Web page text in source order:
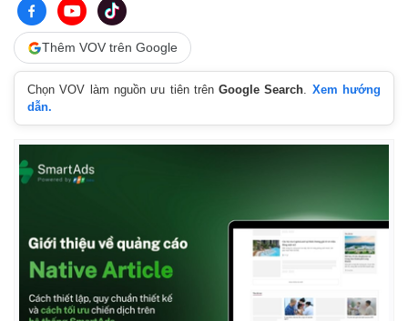
Kinh tế
Bất động sản
Khởi nghiệp
Giá vàng
Tiêu dùng
Thêm VOV trên Google
Chọn VOV làm nguồn ưu tiên trênGoogle Search. Xem hướng
dẫn.